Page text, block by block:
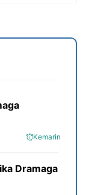
Kemarin
Dramaga